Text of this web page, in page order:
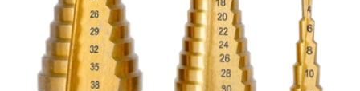
media 0 w oknie modalnym